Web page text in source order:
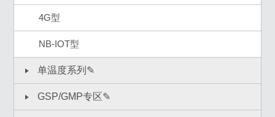
4G型
NB-IOT型
单温度系列✎
GSP/GMP专区✎